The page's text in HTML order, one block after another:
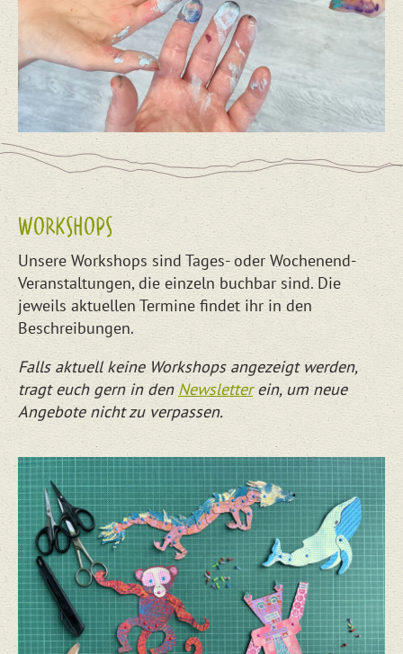
WORKSHOPS
Unsere Workshops sind Tages- oder Wochenend-
Veranstaltungen, die einzeln buchbar sind. Die
jeweils aktuellen Termine findet ihr in den
Beschreibungen.
Falls aktuell keine Workshops angezeigt werden,
tragt euch gern in den Newsletterein, um neue
Angebote nicht zu verpassen.